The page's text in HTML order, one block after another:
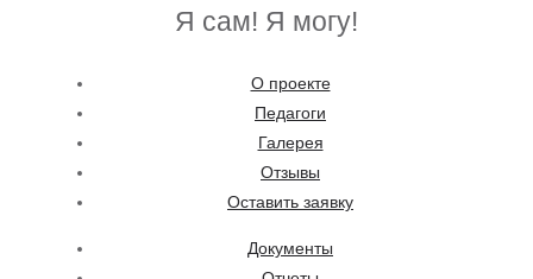
Я сам! Я могу!
О проекте
Педагоги
Галерея
Отзывы
Оставить заявку
Документы